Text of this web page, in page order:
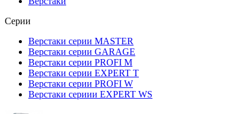
Серии
Верстаки серии MASTER
Верстаки серии GARAGE
Верстаки серии PROFI M
Верстаки серии EXPERT T
Верстаки серии PROFI W
Верстаки сериии EXPERT WS